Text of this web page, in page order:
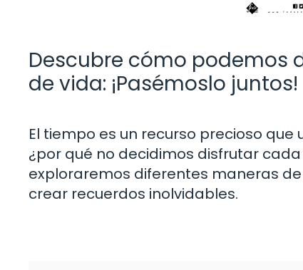
Descubre cómo podemos
de vida: ¡Pasémoslo juntos!
El tiempo es un recurso precioso
¿por qué no decidimos disfrutar
exploraremos diferentes maneras
crear recuerdos inolvidables.